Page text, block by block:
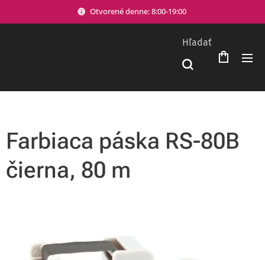
Otvorené denne: 8:00-19:00
Hľadať
Farbiaca páska RS-80B
čierna, 80 m